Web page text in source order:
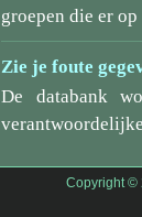
groepen die er
Zie je foute
De databank
Copyright ©